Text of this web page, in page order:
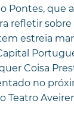
Pontes, que
refletir sobre
estreia
Coisa
no
Teatro